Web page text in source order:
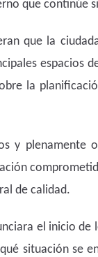
que continúe
que la
espacios
la
y plenamente
de calidad.
el inicio
situación se